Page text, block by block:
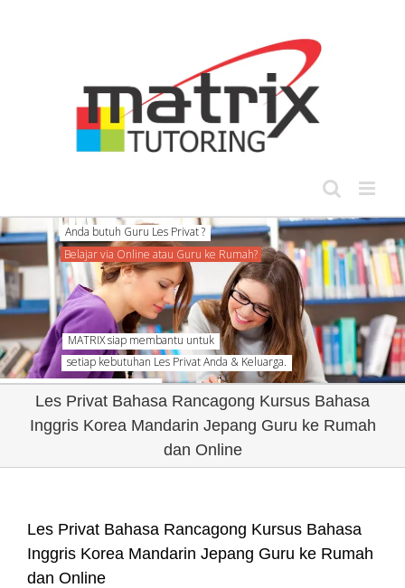
Anda butuh Guru Les Privat ?
Belajar via Online atau Guru ke Rumah?
MATRIX siap membantu untuk
setiap kebutuhan Les Privat Anda & Keluarga.
Les Privat Bahasa Rancagong Kursus Bahasa
Inggris Korea Mandarin Jepang Guru ke Rumah
dan Online
Les Privat Bahasa Rancagong Kursus Bahasa
Inggris Korea Mandarin Jepang Guru ke Rumah
dan Online